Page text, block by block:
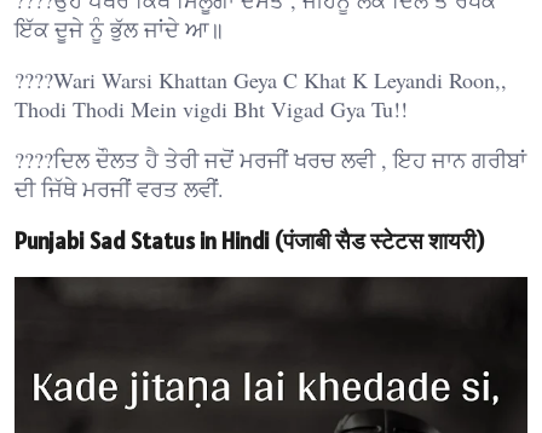
ਇੱਕ ਦੂਜੇ ਨੂੰ ਭੁੱਲ ਜਾਂਦੇ ਆ॥
????Wari Warsi Khattan Geya C Khat K Leyandi Roon,,
Thodi Thodi Mein vigdi Bht Vigad Gya Tu!!
????ਦਿਲ ਦੌਲਤ ਹੈ ਤੇਰੀ ਜਦੋਂ ਮਰਜੀਂ ਖਰਚ ਲਵੀ , ਇਹ ਜਾਨ ਗਰੀਬਾਂ
ਦੀ ਜਿੱਥੇ ਮਰਜੀਂ ਵਰਤ ਲਵੀਂ.
Punjabi Sad Status in Hindi (पंजाबी सैड स्टेटस शायरी)